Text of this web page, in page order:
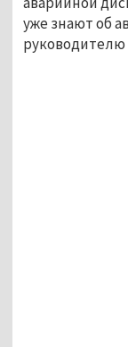
уже знают об